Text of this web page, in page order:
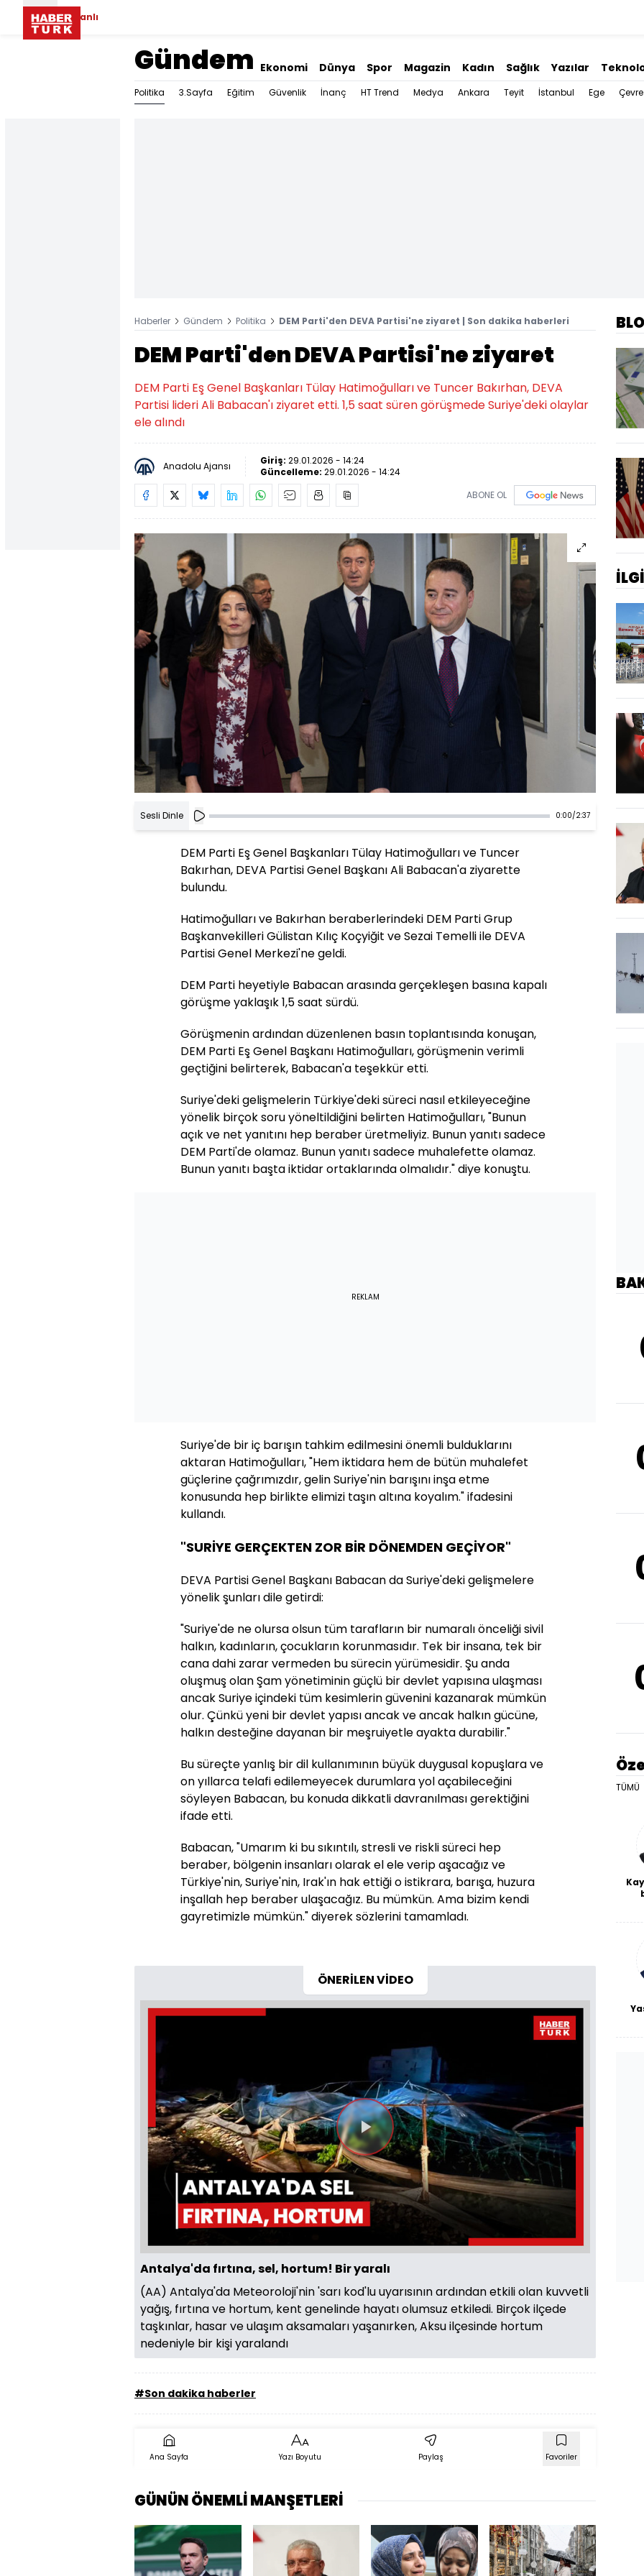
Canlı
Gündem Ekonomi Dünya Spor Magazin Kadın Sağlık Yazılar
Politika 3.Sayfa Eğitim Güvenlik İnanç HT Trend Medya Ankara Teyit İstanbul Ege Çevre
Haberler Gündem Politika DEM Parti'den DEVA Partisi'ne ziyaret | Son dakika haberleri
DEM Parti'den DEVA Partisi'ne ziyaret
DEM Parti Eş Genel Başkanları Tülay Hatimoğulları ve Tuncer Bakırhan, DEVA
Partisi lideri Ali Babacan'ı ziyaret etti. 1,5 saat süren görüşmede Suriye'deki olaylar
ele alındı
Anadolu Ajansı Giriş: 29.01.2026 - 14:24
Güncelleme: 29.01.2026 - 14:24
ABONE OL
Sesli Dinle 0:00/2:37
DEM Parti Eş Genel Başkanları Tülay Hatimoğulları ve Tuncer
Bakırhan, DEVA Partisi Genel Başkanı Ali Babacan'a ziyarette
bulundu.
Hatimoğulları ve Bakırhan beraberlerindeki DEM Parti Grup
Başkanvekilleri Gülistan Kılıç Koçyiğit ve Sezai Temelli ile DEVA
Partisi Genel Merkezi'ne geldi.
DEM Parti heyetiyle Babacan arasında gerçekleşen basına kapalı
görüşme yaklaşık 1,5 saat sürdü.
Görüşmenin ardından düzenlenen basın toplantısında konuşan,
DEM Parti Eş Genel Başkanı Hatimoğulları, görüşmenin verimli
geçtiğini belirterek, Babacan'a teşekkür etti.
Suriye'deki gelişmelerin Türkiye'deki süreci nasıl etkileyeceğine
yönelik birçok soru yöneltildiğini belirten Hatimoğulları, "Bunun
açık ve net yanıtını hep beraber üretmeliyiz. Bunun yanıtı sadece
DEM Parti'de olamaz. Bunun yanıtı sadece muhalefette olamaz.
Bunun yanıtı başta iktidar ortaklarında olmalıdır." diye konuştu.
REKLAM
Suriye'de bir iç barışın tahkim edilmesini önemli bulduklarını
aktaran Hatimoğulları, "Hem iktidara hem de bütün muhalefet
güçlerine çağrımızdır, gelin Suriye'nin barışını inşa etme
konusunda hep birlikte elimizi taşın altına koyalım." ifadesini
kullandı.
"SURİYE GERÇEKTEN ZOR BİR DÖNEMDEN GEÇİYOR"
DEVA Partisi Genel Başkanı Babacan da Suriye'deki gelişmelere
yönelik şunları dile getirdi:
"Suriye'de ne olursa olsun tüm tarafların bir numaralı önceliği sivil
halkın, kadınların, çocukların korunmasıdır. Tek bir insana, tek bir
cana dahi zarar vermeden bu sürecin yürümesidir. Şu anda
oluşmuş olan Şam yönetiminin güçlü bir devlet yapısına ulaşması
ancak Suriye içindeki tüm kesimlerin güvenini kazanarak mümkün
olur. Çünkü yeni bir devlet yapısı ancak ve ancak halkın gücüne,
halkın desteğine dayanan bir meşruiyetle ayakta durabilir."
Bu süreçte yanlış bir dil kullanımının büyük duygusal kopuşlara ve
on yıllarca telafi edilemeyecek durumlara yol açabileceğini
söyleyen Babacan, bu konuda dikkatli davranılması gerektiğini
ifade etti.
Babacan, "Umarım ki bu sıkıntılı, stresli ve riskli süreci hep
beraber, bölgenin insanları olarak el ele verip aşacağız ve
Türkiye'nin, Suriye'nin, Irak'ın hak ettiği o istikrara, barışa, huzura
inşallah hep beraber ulaşacağız. Bu mümkün. Ama bizim kendi
gayretimizle mümkün." diyerek sözlerini tamamladı.
ÖNERİLEN VİDEO
Videoyu
Oynat
Antalya'da fırtına, sel, hortum! Bir yaralı
(AA) Antalya'da Meteoroloji'nin 'sarı kod'lu uyarısının ardından etkili olan kuvvetli
yağış, fırtına ve hortum, kent genelinde hayatı olumsuz etkiledi. Birçok ilçede
taşkınlar, hasar ve ulaşım aksamaları yaşanırken, Aksu ilçesinde hortum
nedeniyle bir kişi yaralandı
#Son dakika haberler
Ana Sayfa Yazı Boyutu Paylaş Favoriler
GÜNÜN ÖNEMLİ MANŞETLERİ
TÜMÜ